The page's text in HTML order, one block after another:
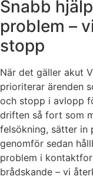
Snabb
problem –
stopp
När det gäller akut
prioriterar ärenden
och stopp i avlopp
driften så fort som
felsökning, sätter in
genomför sedan
problem i
brådskande – vi